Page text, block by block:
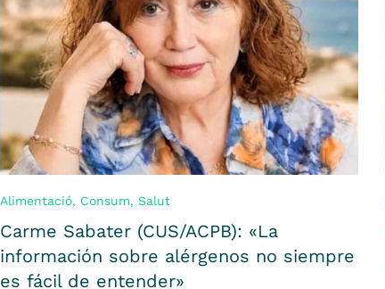
Alimentació, Consum,Salut
Carme Sabater (CUS/ACPB): «La
información sobre alérgenos no siempre
es fácil de entender»